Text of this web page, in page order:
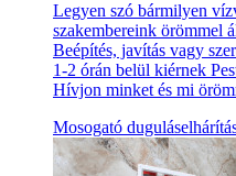
Legyen szó bármilyen
szakembereink örömmel
Beépítés, javítás vagy
1-2 órán belül kiérnek
Hívjon minket és mi
Mosogató